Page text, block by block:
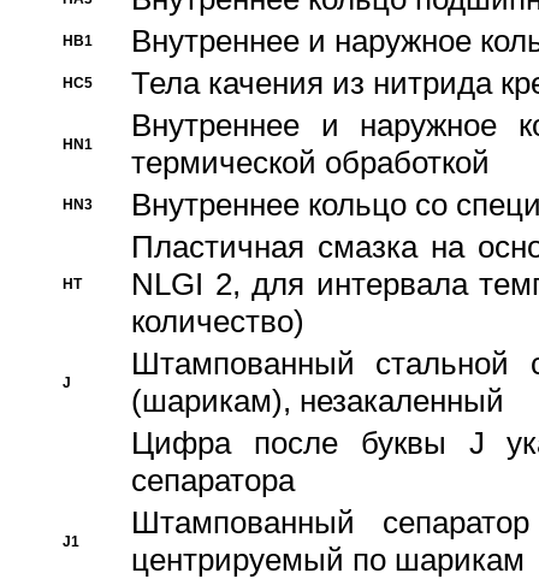
HB1 Bнутреннее и наружное
HC5 Тела качения из нитрида
HN1
Bнутреннее и наружное
термической обработкой
HN3 Внутреннее кольцо со
HT
Пластичная смазка на
NLGI 2, для интервала
количество)
J
Штампованный стальной
(шарикам), незакаленный
Цифра после буквы J
сепаратора
J1
Штампованный
центрируемый по шарикам